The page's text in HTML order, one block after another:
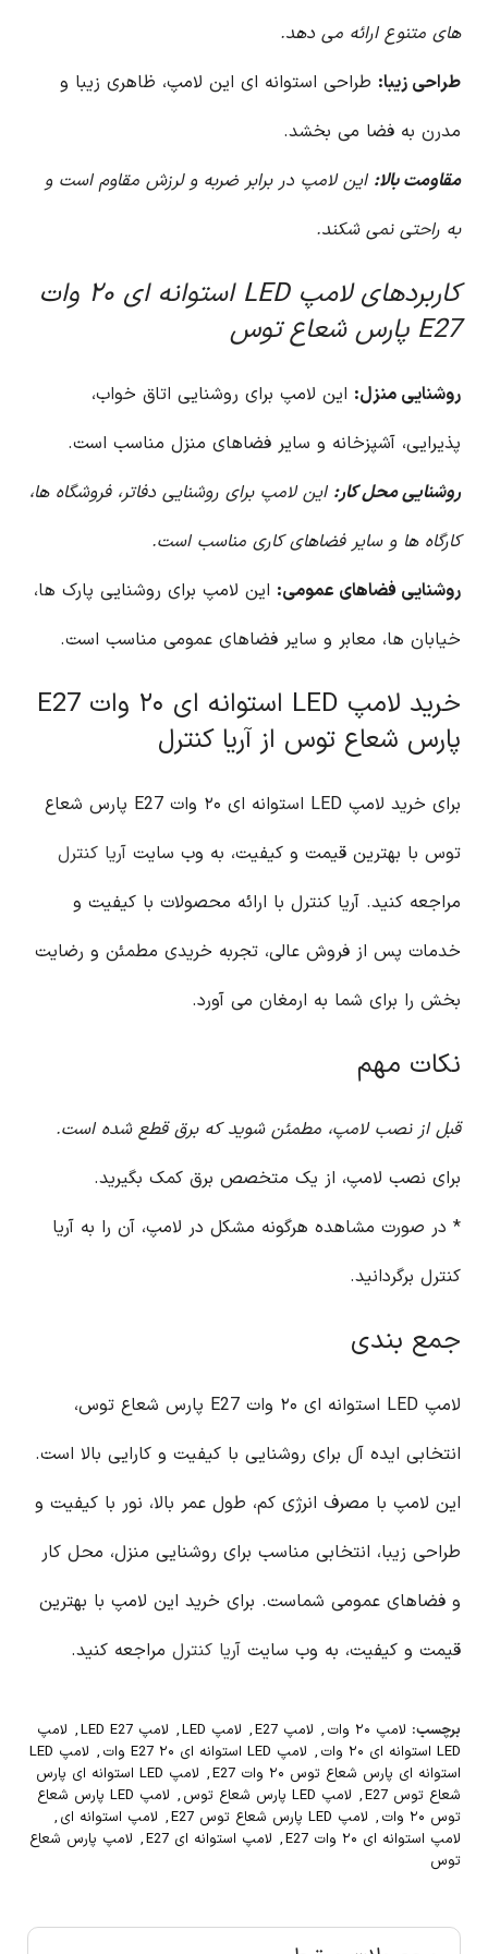
های متنوع ارائه می دهد.
طراحی زیبا: طراحی استوانه ای این لامپ، ظاهری زیبا و
مدرن به فضا می بخشد.
مقاومت بالا: این لامپ در برابر ضربه و لرزش مقاوم است و
به راحتی نمی شکند.
کاربردهای لامپ LED استوانه ای ۲۰ وات
E27 پارس شعاع توس
روشنایی منزل: این لامپ برای روشنایی اتاق خواب،
پذیرایی، آشپزخانه و سایر فضاهای منزل مناسب است.
روشنایی محل کار: این لامپ برای روشنایی دفاتر، فروشگاه ها،
کارگاه ها و سایر فضاهای کاری مناسب است.
روشنایی فضاهای عمومی: این لامپ برای روشنایی پارک ها،
خیابان ها، معابر و سایر فضاهای عمومی مناسب است.
خرید لامپ LED استوانه ای ۲۰ وات E27
پارس شعاع توس از آریا کنترل
برای خرید لامپ LED استوانه ای ۲۰ وات E27 پارس شعاع
توس با بهترین قیمت و کیفیت، به وب سایت آریا کنترل
مراجعه کنید. آریا کنترل با ارائه محصولات با کیفیت و
خدمات پس از فروش عالی، تجربه خریدی مطمئن و رضایت
بخش را برای شما به ارمغان می آورد.
نکات مهم
قبل از نصب لامپ، مطمئن شوید که برق قطع شده است.
برای نصب لامپ، از یک متخصص برق کمک بگیرید.
* در صورت مشاهده هرگونه مشکل در لامپ، آن را به آریا
کنترل برگردانید.
جمع بندی
لامپ LED استوانه ای ۲۰ وات E27 پارس شعاع توس،
انتخابی ایده آل برای روشنایی با کیفیت و کارایی بالا است.
این لامپ با مصرف انرژی کم، طول عمر بالا، نور با کیفیت و
طراحی زیبا، انتخابی مناسب برای روشنایی منزل، محل کار
و فضاهای عمومی شماست. برای خرید این لامپ با بهترین
قیمت و کیفیت، به وب سایت آریا کنترل مراجعه کنید.
برچسب: لامپ ۲۰ وات , لامپ E27 , لامپ LED , لامپ LED E27 , لامپ
LED استوانه ای ۲۰ وات
, لامپ LED استوانه ای E27 ۲۰ وات ,
لامپ LED
استوانه ای پارس شعاع توس ۲۰ وات E27
,
لامپ LED استوانه ای پارس
شعاع توس E27
, لامپ LED پارس شعاع توس ,
لامپ LED پارس شعاع
توس ۲۰ وات
, لامپ LED پارس شعاع توس E27 , لامپ استوانه ای ,
لامپ استوانه ای ۲۰ وات E27
, لامپ استوانه ای E27 , لامپ پارس شعاع
توس